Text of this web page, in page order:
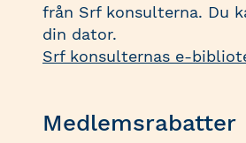
från Srf konsulterna. Du
din dator.
Srf konsulternas e-
Medlemsrabatter